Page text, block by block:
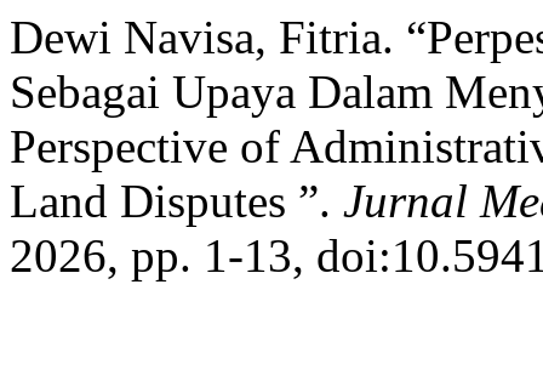
Dewi Navisa, Fitria.
Sebagai Upaya Dalam
Perspective of
Land Disputes ”. Jurnal
2026, pp. 1-13,